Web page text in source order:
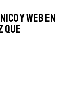
y web en
que